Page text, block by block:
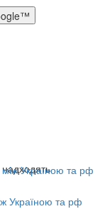
Україною та рф